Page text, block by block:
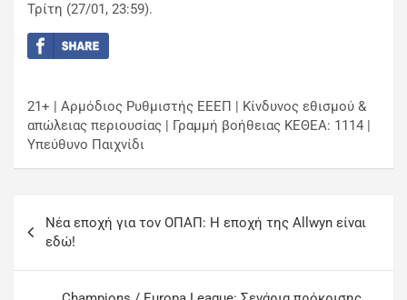
Τρίτη (27/01, 23:59).
21+ | Αρμόδιος Ρυθμιστής ΕΕΕΠ | Κίνδυνος εθισμού &
απώλειας περιουσίας | Γραμμή βοήθειας ΚΕΘΕΑ: 1114 |
Υπεύθυνο Παιχνίδι
Νέα εποχή για τον ΟΠΑΠ: Η εποχή της Allwyn είναι
εδώ!